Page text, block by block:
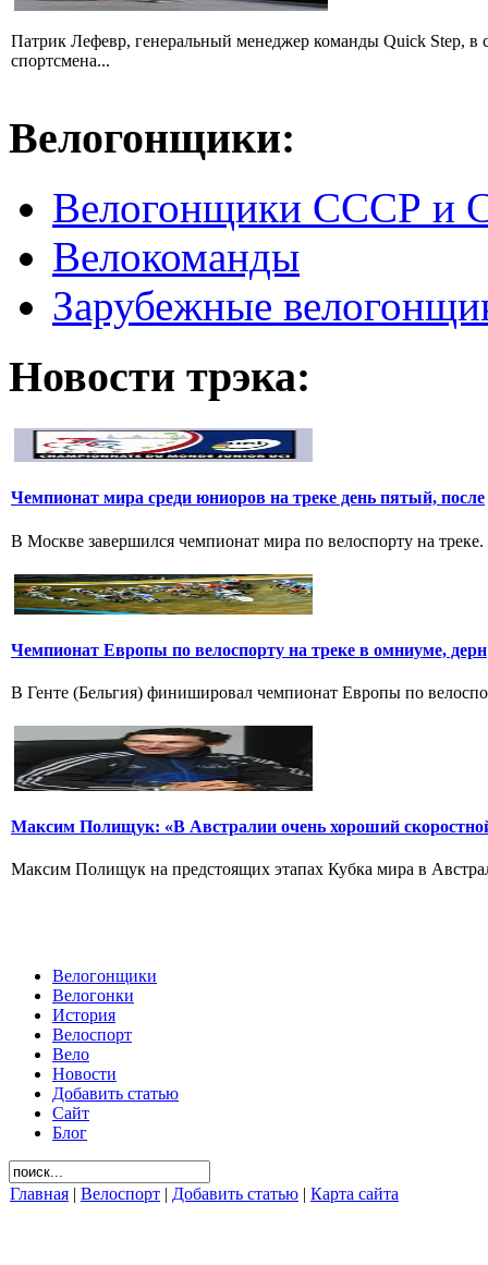
Патрик Лефевр, генеральный менеджер команды Quick Step, в
спортсмена...
Велогонщики:
Велогонщики СССР и
Велокоманды
Зарубежные
Новости трэка:
Чемпионат мира среди юниоров на треке день пятый, после
В Москве завершился чемпионат мира по велоспорту на
Чемпионат Европы по велоспорту на треке в омниуме, дерн
В Генте (Бельгия) финишировал чемпионат Европы по
Максим Полищук: «В Австралии очень хороший
Максим Полищук на предстоящих этапах Кубка мира в
Велогонщики
Велогонки
История
Велоспорт
Вело
Новости
Добавить статью
Сайт
Блог
Главная | Велоспорт | Добавить статью | Карта сайта